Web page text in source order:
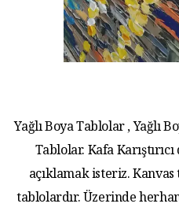
Yağlı Boya Tablolar , Yağlı
Tablolar. Kafa
açıklamak isteriz.
tablolardır. Üzerinde